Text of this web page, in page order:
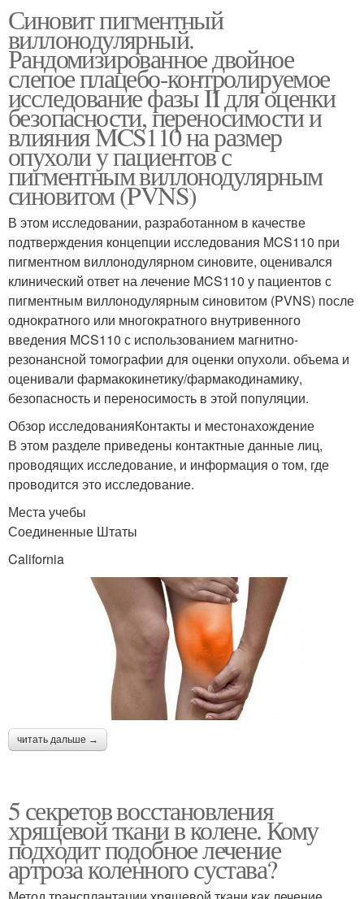
Синовит пигментный
виллонодулярный.
Рандомизированное двойное
слепое плацебо-контролируемое
исследование фазы II для оценки
безопасности, переносимости и
влияния MCS110 на размер
опухоли у пациентов с
пигментным виллонодулярным
синовитом (PVNS)
В этом исследовании, разработанном в качестве
подтверждения концепции исследования MCS110 при
пигментном виллонодулярном синовите, оценивался
клинический ответ на лечение MCS110 у пациентов с
пигментным виллонодулярным синовитом (PVNS) после
однократного или многократного внутривенного
введения MCS110 с использованием магнитно-
резонансной томографии для оценки опухоли. объема и
оценивали фармакокинетику/фармакодинамику,
безопасность и переносимость в этой популяции.
Обзор исследованияКонтакты и местонахождение
В этом разделе приведены контактные данные лиц,
проводящих исследование, и информация о том, где
проводится это исследование.
Места учебы
Соединенные Штаты
California
читать дальше →
5 секретов восстановления
хрящевой ткани в колене. Кому
подходит подобное лечение
артроза коленного сустава?